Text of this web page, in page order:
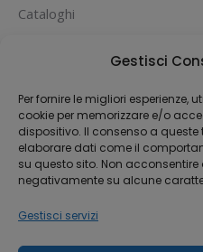
Gestisci
Per fornire le migliori esperienze,
cookie per memorizzare e/o
dispositivo. Il consenso a
elaborare dati come il
su questo sito. Non
negativamente su alcune
Gestisci servizi
Cataloghi
PUOI PAGARE CON: